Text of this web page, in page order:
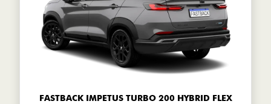
FASTBACK IMPETUS TURBO 200 HYBRID FLEX